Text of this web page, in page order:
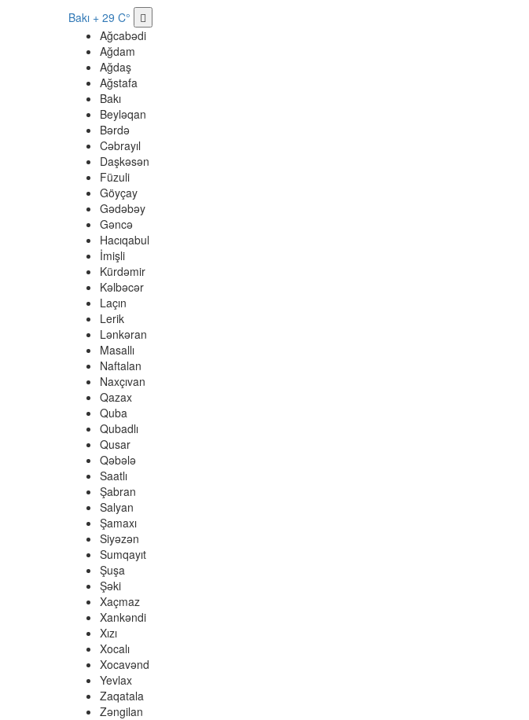
Bakı + 29 C°
Ağcabədi
Ağdam
Ağdaş
Ağstafa
Bakı
Beyləqan
Bərdə
Cəbrayıl
Daşkəsən
Füzuli
Göyçay
Gədəbəy
Gəncə
Hacıqabul
İmişli
Kürdəmir
Kəlbəcər
Laçın
Lerik
Lənkəran
Masallı
Naftalan
Naxçıvan
Qazax
Quba
Qubadlı
Qusar
Qəbələ
Saatlı
Şabran
Salyan
Şamaxı
Siyəzən
Sumqayıt
Şuşa
Şəki
Xaçmaz
Xankəndi
Xızı
Xocalı
Xocavənd
Yevlax
Zaqatala
Zəngilan